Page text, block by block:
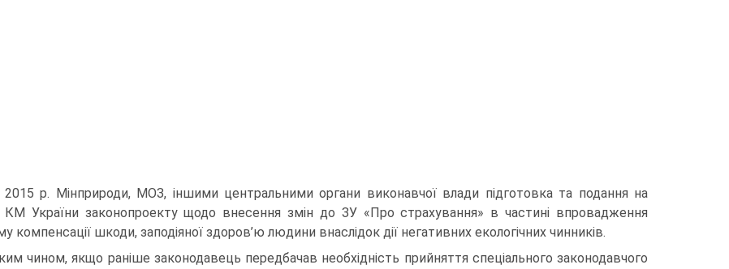
2015 р. Мінприроди, МОЗ, іншими центральними органи виконавчої влади підготовка та подання на
КМ України законопроекту щодо внесення змін до ЗУ «Про страхування» в частині впровадження
компенсації шкоди, заподіяної здоров’ю людини внаслі­док дії негативних екологічних чинників.
чином, якщо раніше законодавець передбачав необ­хідність прийняття спеціального законодавчого